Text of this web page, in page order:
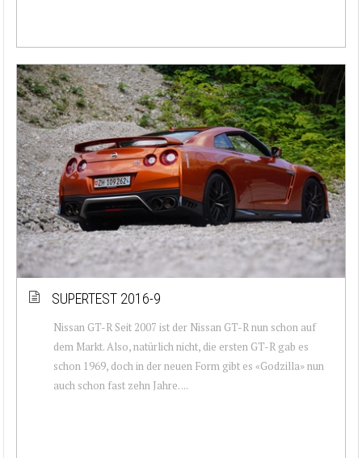
SUPERTEST 2016-9
Nissan GT-R Seit 2007 ist der Nissan GT-R nun schon auf
dem Markt. Also, natürlich nicht, die ersten GT-R gab es
schon 1969, doch in der neuen Form gibt es «Godzilla» nun
auch schon fast zehn Jahre. ...